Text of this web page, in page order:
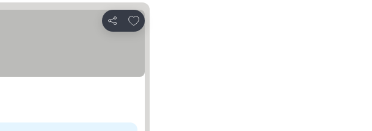
Compartir
Agregar a favoritos